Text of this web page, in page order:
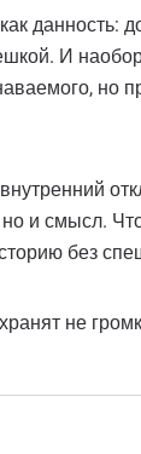
данность:
И
но
и смысл.
без
не